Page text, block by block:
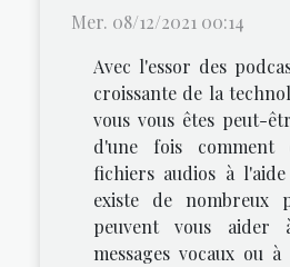
Mer. 08/12/2021 00:14
Avec l'essor des
croissante de la
vous vous êtes peut-
d'une fois comment
fichiers audios à
existe de nombreux
peuvent vous aider
messages vocaux ou